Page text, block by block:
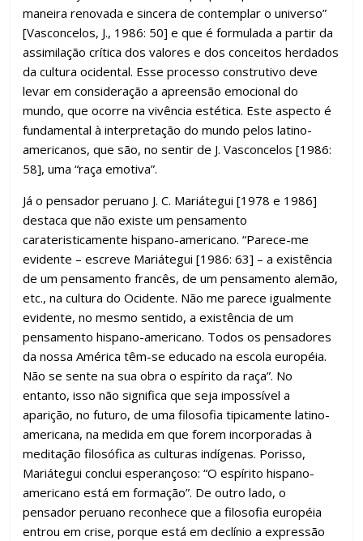
maneira renovada e sincera de contemplar o universo”
[Vasconcelos, J., 1986: 50] e que é formulada a partir da
assimilação crítica dos valores e dos conceitos herdados
da cultura ocidental. Esse processo construtivo deve
levar em consideração a apreensão emocional do
mundo, que ocorre na vivência estética. Este aspecto é
fundamental à interpretação do mundo pelos latino-
americanos, que são, no sentir de J. Vasconcelos [1986:
58], uma “raça emotiva”.
Já o pensador peruano J. C. Mariátegui [1978 e 1986]
destaca que não existe um pensamento
carateristicamente hispano-americano. “Parece-me
evidente – escreve Mariátegui [1986: 63] – a existência
de um pensamento francês, de um pensamento alemão,
etc., na cultura do Ocidente. Não me parece igualmente
evidente, no mesmo sentido, a existência de um
pensamento hispano-americano. Todos os pensadores
da nossa América têm-se educado na escola européia.
Não se sente na sua obra o espírito da raça”. No
entanto, isso não significa que seja impossível a
aparição, no futuro, de uma filosofia tipicamente latino-
americana, na medida em que forem incorporadas à
meditação filosófica as culturas indígenas. Porisso,
Mariátegui conclui esperançoso: “O espírito hispano-
americano está em formação”. De outro lado, o
pensador peruano reconhece que a filosofia européia
entrou em crise, porque está em declínio a expressão